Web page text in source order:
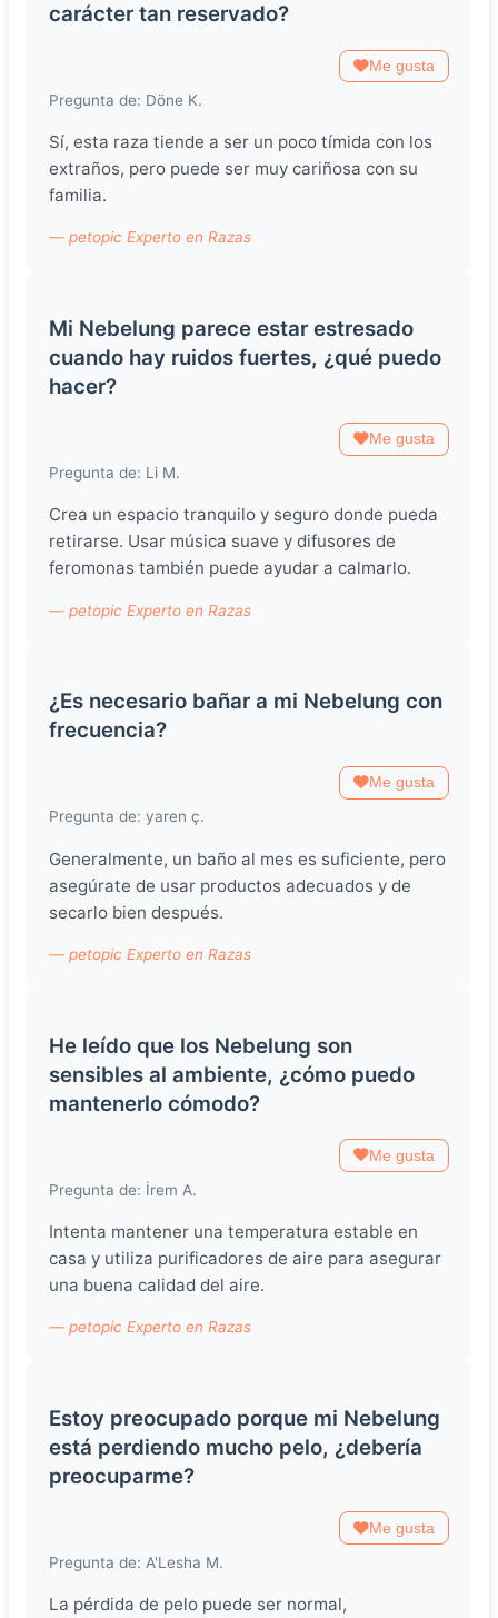
carácter tan reservado?
Me gusta
Pregunta de: Döne K.
Sí, esta raza tiende a ser un poco tímida con los
extraños, pero puede ser muy cariñosa con su
familia.
— petopic Experto en Razas
Mi Nebelung parece estar estresado
cuando hay ruidos fuertes, ¿qué puedo
hacer?
Me gusta
Pregunta de: Li M.
Crea un espacio tranquilo y seguro donde pueda
retirarse. Usar música suave y difusores de
feromonas también puede ayudar a calmarlo.
— petopic Experto en Razas
¿Es necesario bañar a mi Nebelung con
frecuencia?
Me gusta
Pregunta de: yaren ç.
Generalmente, un baño al mes es suficiente, pero
asegúrate de usar productos adecuados y de
secarlo bien después.
— petopic Experto en Razas
He leído que los Nebelung son
sensibles al ambiente, ¿cómo puedo
mantenerlo cómodo?
Me gusta
Pregunta de: İrem A.
Intenta mantener una temperatura estable en
casa y utiliza purificadores de aire para asegurar
una buena calidad del aire.
— petopic Experto en Razas
Estoy preocupado porque mi Nebelung
está perdiendo mucho pelo, ¿debería
preocuparme?
Me gusta
Pregunta de: A'Lesha M.
La pérdida de pelo puede ser normal,